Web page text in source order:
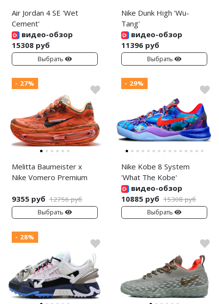
Air Jordan 4 SE 'Wet
Cement'
видео-обзор
15308 руб
Выбрать
Nike Dunk High 'Wu-
Tang'
видео-обзор
11396 руб
Выбрать
- 27%
Melitta Baumeister x
Nike Vomero Premium
9355 руб 12756 руб
Выбрать
- 29%
Nike Kobe 8 System
'What The Kobe'
видео-обзор
10885 руб 15308 руб
Выбрать
- 28%